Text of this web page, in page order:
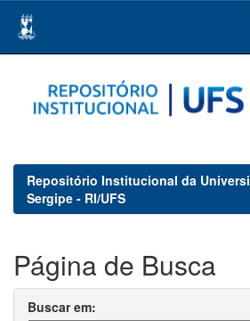
navigation
Repositório Institucional da
Sergipe - RI/UFS
Página de Busca
Buscar em: